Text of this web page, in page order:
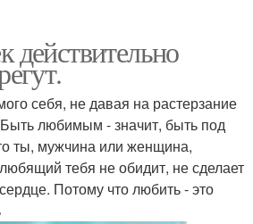
действительно
себя, не давая на растерзание
любимым - значит, быть под
ты, мужчина или женщина,
тебя не обидит, не сделает
Потому что любить - это